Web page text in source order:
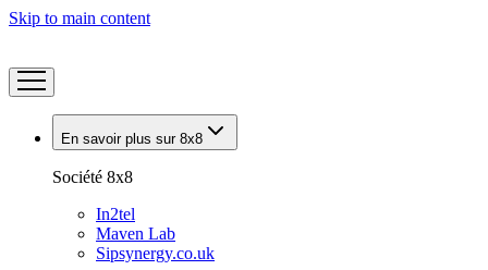
Skip to main content
En savoir plus sur 8x8
Société 8x8
In2tel
Maven Lab
Sipsynergy.co.uk